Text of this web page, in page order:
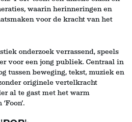
waarin herinneringen en
voor de kracht van het
onderzoek verrassend, speels
voor een jong publiek. Centraal in
tussen beweging, tekst, muziek en
originele vertelkracht
al te gast met het warm